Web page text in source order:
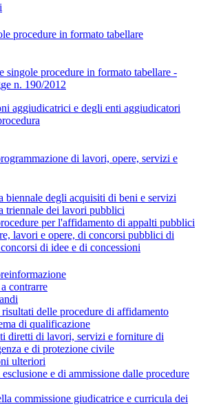
procedure in formato tabellare
singole procedure in formato tabellare -
n. 190/2012
aggiudicatrici e degli enti aggiudicatori
di lavori, opere, servizi e
biennale degli acquisiti di beni e servizi
triennale dei lavori pubblici
per l'affidamento di appalti pubblici
lavori e opere, di concorsi pubblici di
di idee e di concessioni
contrarre
delle procedure di affidamento
di qualificazione
diretti di lavori, servizi e forniture di
e di protezione civile
ulteriori
e di ammissione dalle procedure
commissione giudicatrice e curricula dei